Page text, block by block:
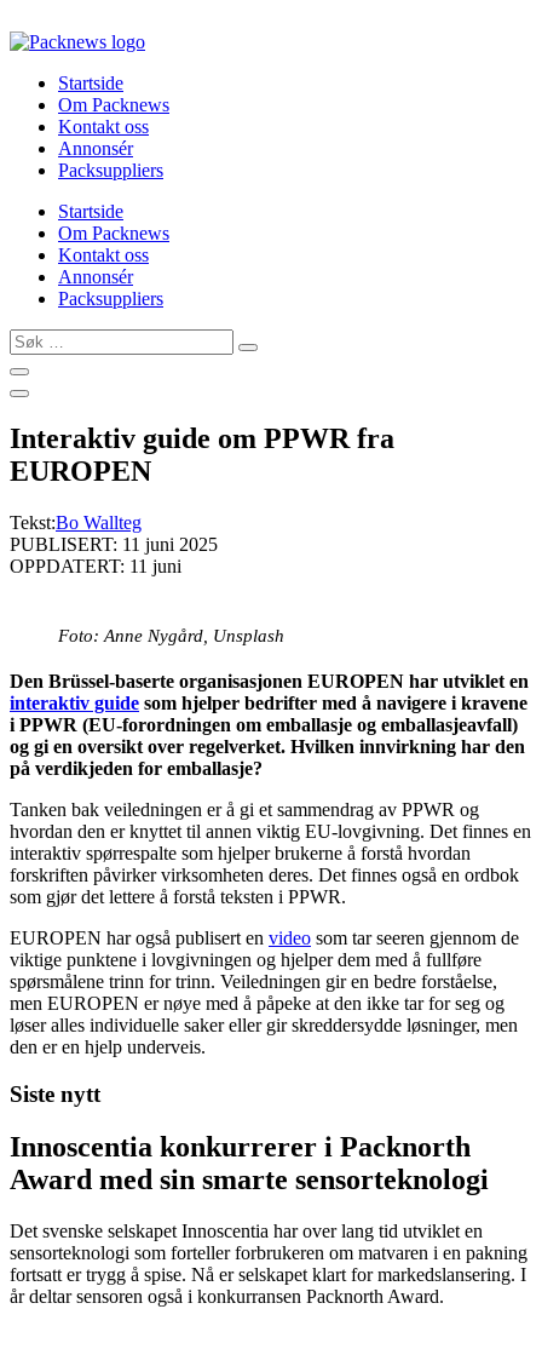
to
Startside
Om Packnews
Kontakt oss
Annonsér
Packsuppliers
Startside
Om Packnews
Kontakt oss
Annonsér
Packsuppliers
Søk
…
Interaktiv guide om PPWR fra
EUROPEN
Tekst:Bo Wallteg
PUBLISERT: 11 juni 2025
OPPDATERT: 11 juni
Foto: Anne Nygård, Unsplash
Den Brüssel-baserte organisasjonen EUROPEN har utviklet en
interaktiv guide som hjelper bedrifter med å navigere i kravene
i PPWR (EU-forordningen om emballasje og emballasjeavfall)
og gi en oversikt over regelverket. Hvilken innvirkning har den
på verdikjeden for emballasje?
Tanken bak veiledningen er å gi et sammendrag av PPWR og
hvordan den er knyttet til annen viktig EU-lovgivning. Det finnes en
interaktiv spørrespalte som hjelper brukerne å forstå hvordan
forskriften påvirker virksomheten deres. Det finnes også en ordbok
som gjør det lettere å forstå teksten i PPWR.
EUROPEN har også publisert en video som tar seeren gjennom de
viktige punktene i lovgivningen og hjelper dem med å fullføre
spørsmålene trinn for trinn. Veiledningen gir en bedre forståelse,
men EUROPEN er nøye med å påpeke at den ikke tar for seg og
løser alles individuelle saker eller gir skreddersydde løsninger, men
den er en hjelp underveis.
Siste nytt
Innoscentia konkurrerer i Packnorth
Award med sin smarte sensorteknologi
Det svenske selskapet Innoscentia har over lang tid utviklet en
sensorteknologi som forteller forbrukeren om matvaren i en pakning
fortsatt er trygg å spise. Nå er selskapet klart for markedslansering. I
år deltar sensoren også i konkurransen Packnorth Award.